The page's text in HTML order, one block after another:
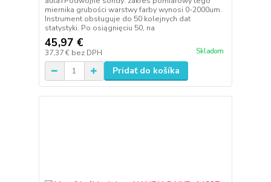
miernika grubości warstwy farby wynosi 0-2000um.
Instrument obsługuje do 50 kolejnych dat
statystyki. Po osiągnięciu 50, na
45,97 €
37,37 € bez DPH Skladom
Pridať do košíka